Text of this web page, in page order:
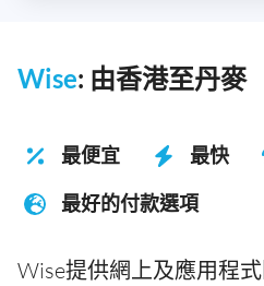
Wise: 由香港至丹麥
最便宜 最快
最好的付款選項
Wise提供網上及應用程